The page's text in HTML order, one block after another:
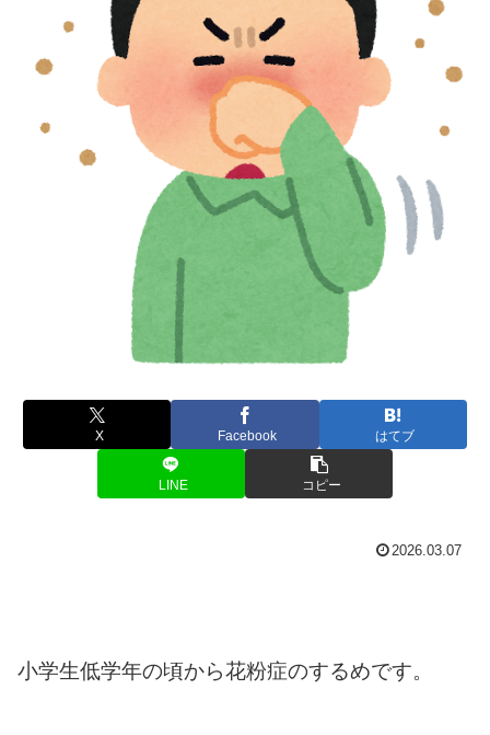
X Facebook はてブ
LINE コピー
2026.03.07
小学生低学年の頃から花粉症のするめです。